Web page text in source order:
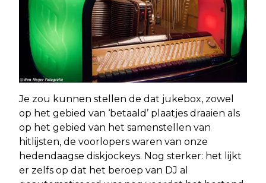
Je zou kunnen stellen de dat jukebox, zowel
op het gebied van ‘betaald’ plaatjes draaien als
op het gebied van het samenstellen van
hitlijsten, de voorlopers waren van onze
hedendaagse diskjockeys. Nog sterker: het lijkt
er zelfs op dat het beroep van DJ al